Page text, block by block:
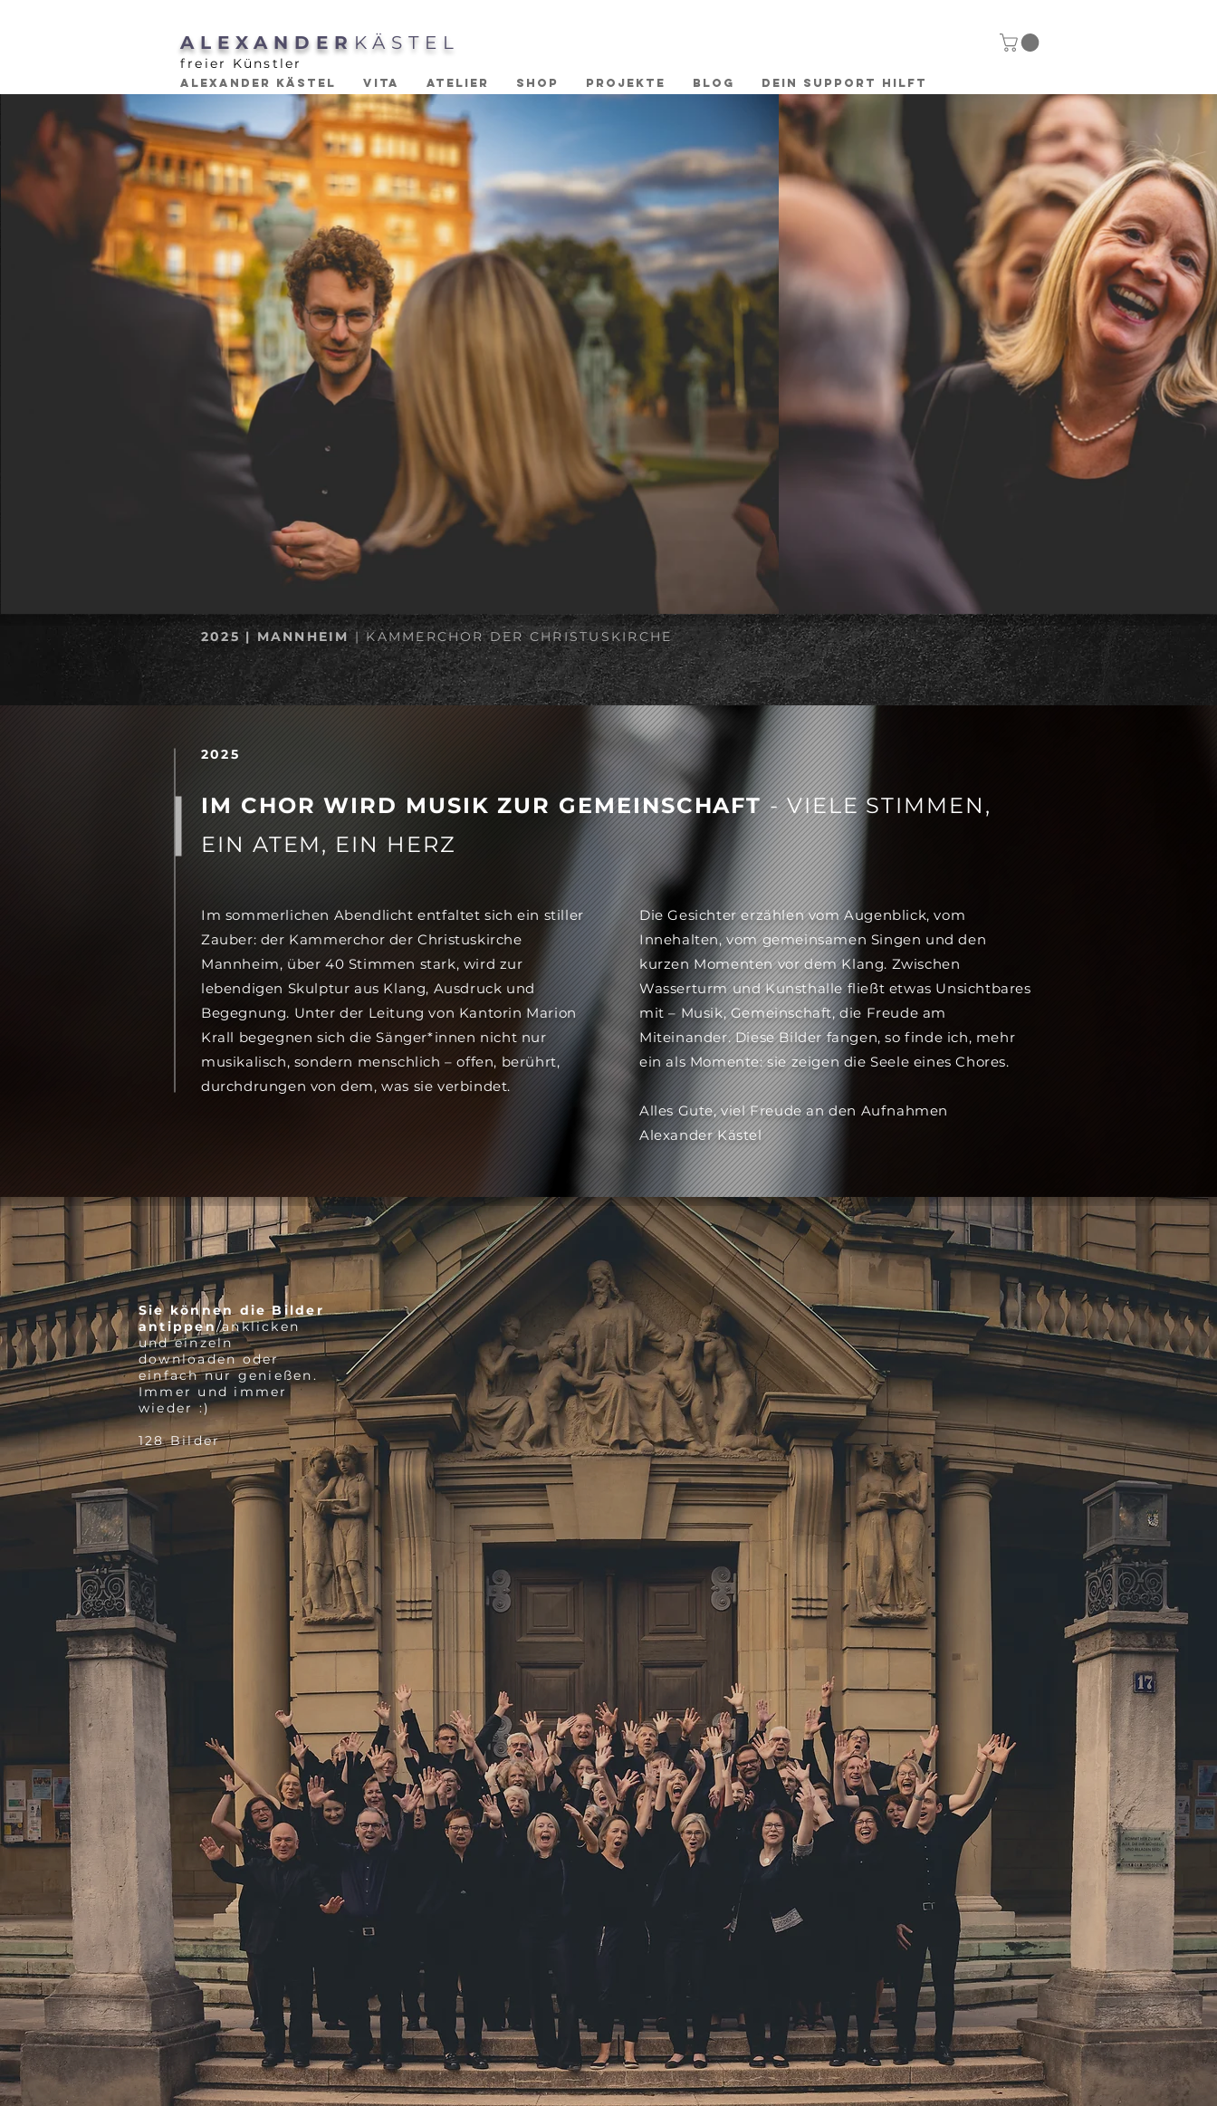
ALEXANDER KÄSTEL
freier Künstler
ALEXANDER KÄSTEL VITA ATELIER SHOP PROJEKTE BLOG DEIN SUPPORT HILFT
2025 | MANNHEIM| KAMMERCHOR DER CHRISTUSKIRCHE
2025
IM CHOR WIRD MUSIK ZUR GEMEINSCHAFT- VIELE STIMMEN,
EIN ATEM, EIN HERZ
Im sommerlichen Abendlicht entfaltet sich ein stiller
Zauber: der Kammerchor der Christuskirche
Mannheim, über 40 Stimmen stark, wird zur
lebendigen Skulptur aus Klang, Ausdruck und
Begegnung. Unter der Leitung von Kantorin Marion
Krall begegnen sich die Sänger*innen nicht nur
musikalisch, sondern menschlich – offen, berührt,
durchdrungen von dem, was sie verbindet.
Die Gesichter erzählen vom Augenblick, vom
Innehalten, vom gemeinsamen Singen und den
kurzen Momenten vor dem Klang. Zwischen
Wasserturm und Kunsthalle fließt etwas Unsichtbares
mit – Musik, Gemeinschaft, die Freude am
Miteinander. Diese Bilder fangen, so finde ich, mehr
ein als Momente: sie zeigen die Seele eines Chores.
Alles Gute, viel Freude an den Aufnahmen
Alexander Kästel
Sie können die Bilder
antippen/anklicken
und einzeln
downloaden oder
einfach nur genießen.
Immer und immer
wieder :)
128 Bilder